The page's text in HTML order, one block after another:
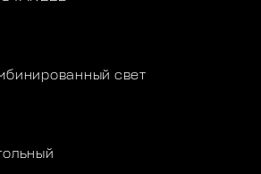
свет